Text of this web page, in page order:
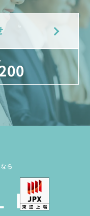
ら